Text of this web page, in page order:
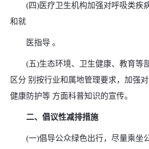
(四)医疗卫生机构加强对呼吸类疾
和就
医指导 。
(五)生态环境、卫生健康、教育等
区分 别按行业和属地管理要求，加强对
健康防护等 方面科普知识的宣传。
二、倡议性减排措施
(一)倡导公众绿色出行，尽量乘坐